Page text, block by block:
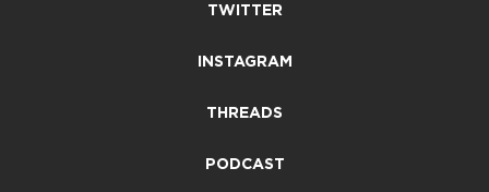
TWITTER
INSTAGRAM
THREADS
PODCAST